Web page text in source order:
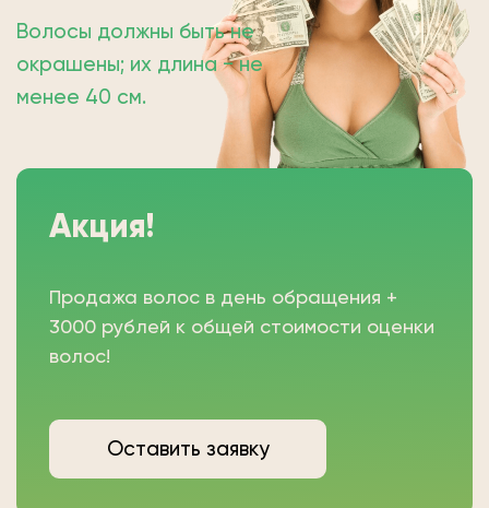
Волосы должны быть не
окрашены; их длина − не
менее 40 см.
Акция!
Продажа волос в день обращения +
3000 рублей к общей стоимости оценки
волос!
Оставить заявку